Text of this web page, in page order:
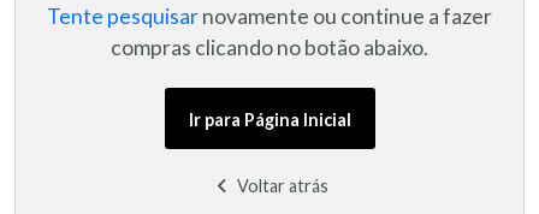
Tente pesquisarnovamente ou continue a fazer
compras clicando no botão abaixo.
Ir para Página Inicial
Voltar atrás